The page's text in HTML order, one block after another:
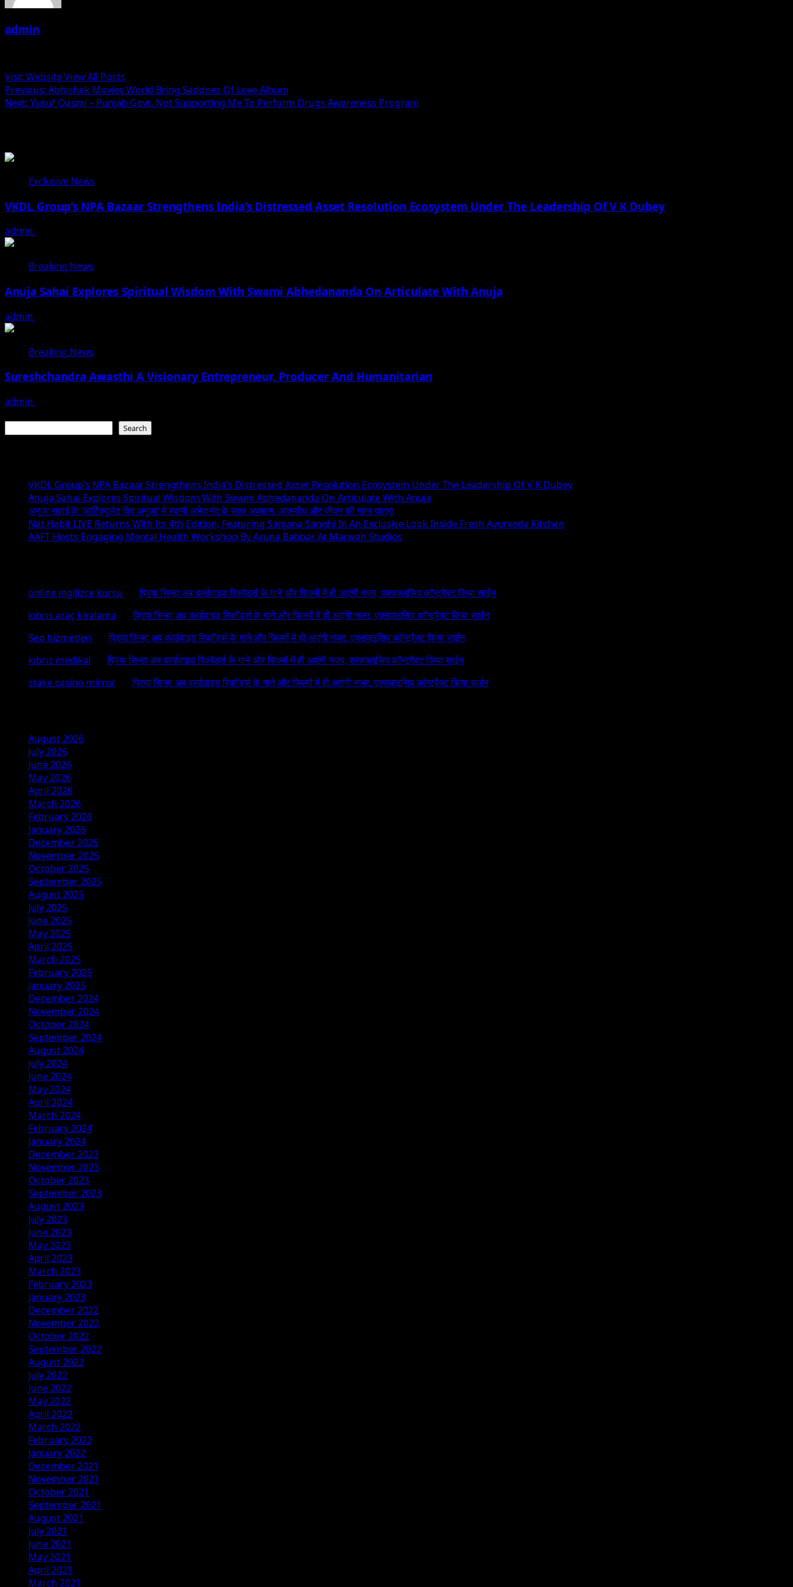
admin
Visit WebsiteView All Posts
Post
navigation
Previous: Abhishek Movies World Bring Saddnes Of Love Album
Next: Yusuf Qasmi – Punjab Govt. Not Supporting Me To Perform Drugs Awareness Program
Exclusive News
VKDL Group’s NPA Bazaar Strengthens India’s Distressed Asset Resolution Ecosystem Under The Leadership Of V K Dubey
admin
Breaking News
Anuja Sahai Explores Spiritual Wisdom With Swami Abhedananda On Articulate With Anuja
admin
Breaking News
Sureshchandra Awasthi A Visionary Entrepreneur, Producer And Humanitarian
admin
Search
VKDL Group’s NPA Bazaar Strengthens India’s Distressed Asset Resolution Ecosystem Under The Leadership Of V K Dubey
Anuja Sahai Explores Spiritual Wisdom With Swami Abhedananda On Articulate With Anuja
अनुजा सहाई के ‘आर्टिक्युलेट विद अनुजा’ में स्वामी अभेदानंद के साथ अध्यात्म, आत्मबोध और जीवन की गहन यात्रा
Nat Habit LIVE Returns With Its 4th Edition, Featuring Sanjana Sanghi In An Exclusive Look Inside Fresh Ayurveda Kitchen
AAFT Hosts Engaging Mental Health Workshop By Aruna Babbar At Marwah Studios
online ingilizce kursu onप्रिया सिन्हा अब वर्ल्डवाइड रिकॉर्ड्स के गाने और फिल्मों में ही आएंगी नजर, एक्सक्लूसिव कॉन्ट्रैक्ट किया साईन
kıbrıs araç kiralama onप्रिया सिन्हा अब वर्ल्डवाइड रिकॉर्ड्स के गाने और फिल्मों में ही आएंगी नजर, एक्सक्लूसिव कॉन्ट्रैक्ट किया साईन
Seo hizmetleri onप्रिया सिन्हा अब वर्ल्डवाइड रिकॉर्ड्स के गाने और फिल्मों में ही आएंगी नजर, एक्सक्लूसिव कॉन्ट्रैक्ट किया साईन
kıbrıs medikal onप्रिया सिन्हा अब वर्ल्डवाइड रिकॉर्ड्स के गाने और फिल्मों में ही आएंगी नजर, एक्सक्लूसिव कॉन्ट्रैक्ट किया साईन
stake casino mirror onप्रिया सिन्हा अब वर्ल्डवाइड रिकॉर्ड्स के गाने और फिल्मों में ही आएंगी नजर, एक्सक्लूसिव कॉन्ट्रैक्ट किया साईन
August 2026
July 2026
June 2026
May 2026
April 2026
March 2026
February 2026
January 2026
December 2025
November 2025
October 2025
September 2025
August 2025
July 2025
June 2025
May 2025
April 2025
March 2025
February 2025
January 2025
December 2024
November 2024
October 2024
September 2024
August 2024
July 2024
June 2024
May 2024
April 2024
March 2024
February 2024
January 2024
December 2023
November 2023
October 2023
September 2023
August 2023
July 2023
June 2023
May 2023
April 2023
March 2023
February 2023
January 2023
December 2022
November 2022
October 2022
September 2022
August 2022
July 2022
June 2022
May 2022
April 2022
March 2022
February 2022
January 2022
December 2021
November 2021
October 2021
September 2021
August 2021
July 2021
June 2021
May 2021
April 2021
March 2021